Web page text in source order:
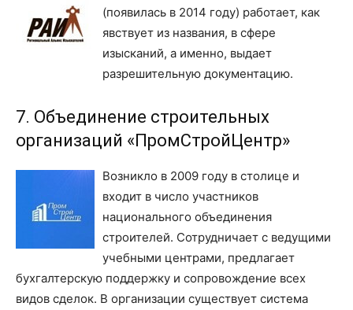
(появилась в 2014 году) работает, как
явствует из названия, в сфере
изысканий, а именно, выдает
разрешительную документацию.
7. Объединение строительных
организаций «ПромСтройЦентр»
Возникло в 2009 году в столице и
входит в число участников
национального объединения
строителей. Сотрудничает с ведущими
учебными центрами, предлагает
бухгалтерскую поддержку и сопровождение всех
видов сделок. В организации существует система